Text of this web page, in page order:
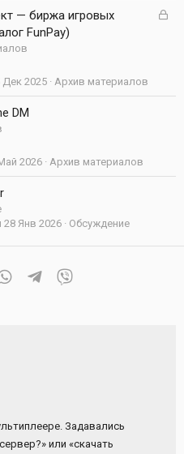
З
— биржа игровых
FunPay)
Архив материалов
Дек 2025
DM
Архив материалов
2026
Обсуждение
28 Янв 2026
WhatsAppTelegram
Задавались
или «скачать